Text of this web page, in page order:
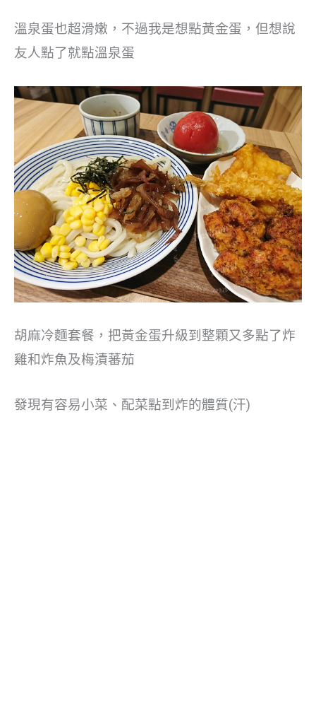
溫泉蛋也超滑嫩，不過我是想點黃金蛋，但想說
友人點了就點溫泉蛋
胡麻冷麵套餐，把黃金蛋升級到整顆又多點了炸
雞和炸魚及梅漬蕃茄
發現有容易小菜、配菜點到炸的體質(汗)